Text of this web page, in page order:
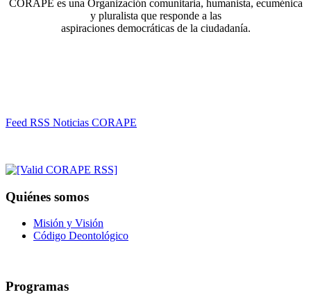
CORAPE es una Organización comunitaria, humanista, ecuménica
y pluralista que responde a las
aspiraciones democráticas de la ciudadanía.
Feed RSS Noticias CORAPE
Quiénes somos
Misión y Visión
Código Deontológico
Programas